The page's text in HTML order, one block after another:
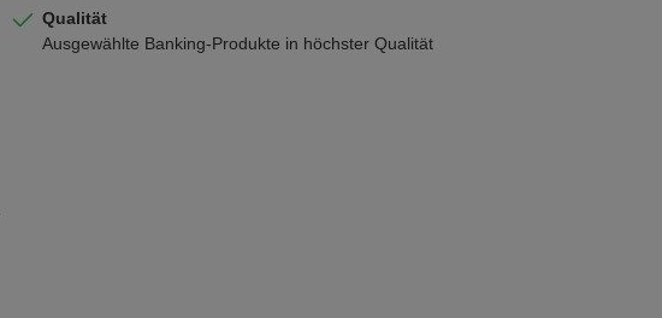
Qualität
Ausgewählte Banking-Produkte in höchster Qualität